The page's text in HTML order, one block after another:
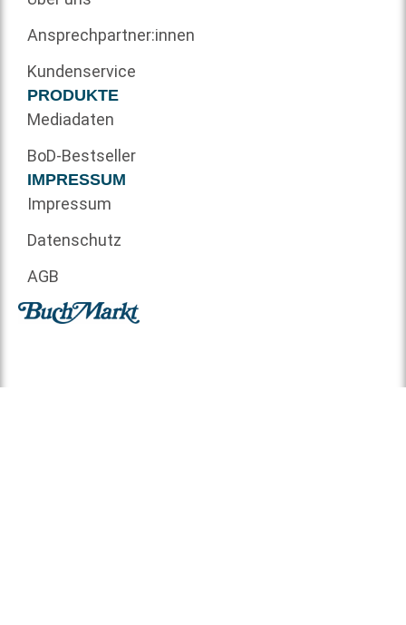
Ansprechpartner:innen
Kundenservice
PRODUKTE
Mediadaten
BoD-Bestseller
IMPRESSUM
Impressum
Datenschutz
AGB